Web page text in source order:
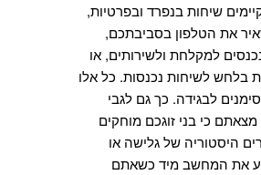
שיחות בנפרד ובפרטיות,
את הטלפון בסביבתכם,
למקלחת ולשירותים, או
בלחש לשיחות נכנסות. כל אלו
לבגידה. כך גם לגבי
כי בני זוגכם מוחקים
היסטוריה של גלישה או
את המחשב מיד כשאתם